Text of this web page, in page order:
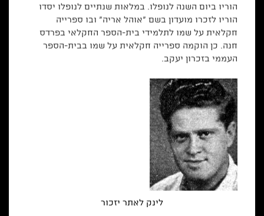
הוריו ביום השנה לנופלו. במלאות שנתיים לנופלו יסדו
הוריו לזכרו מועדון בשם "אוהל אריה" ובו ספרייה
חקלאית על שמו לתלמידי בית-הספר החקלאי בפרדס
חנה. כן הוקמה ספרייה חקלאית על שמו בבית-הספר
העממי בזכרון יעקב.
לינק לאתר יזכור